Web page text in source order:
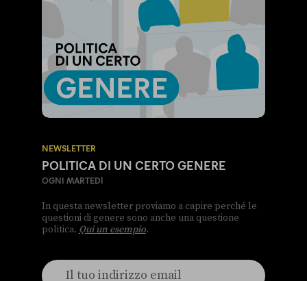
NEWSLETTER
POLITICA DI UN CERTO GENERE
OGNI MARTEDÌ
In questa newsletter proviamo a capire perché le
questioni di genere sono anche una questione
politica. Qui un esempio.